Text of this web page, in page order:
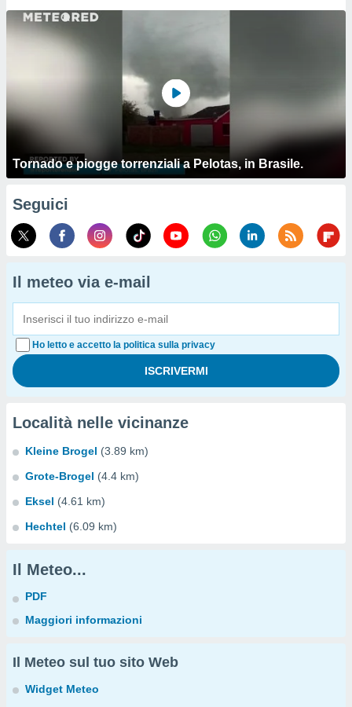
Tornado e piogge torrenziali a Pelotas, in Brasile.
Seguici
Il meteo via e-mail
Ho letto e accetto la politica sulla privacy
Località nelle vicinanze
Kleine Brogel (3.89 km)
Grote-Brogel (4.4 km)
Eksel (4.61 km)
Hechtel (6.09 km)
Il Meteo...
PDF
Maggiori informazioni
Il Meteo sul tuo sito Web
Widget Meteo